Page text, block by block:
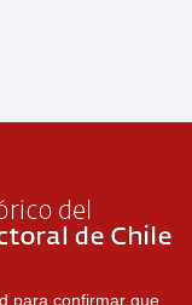
para confirmar que